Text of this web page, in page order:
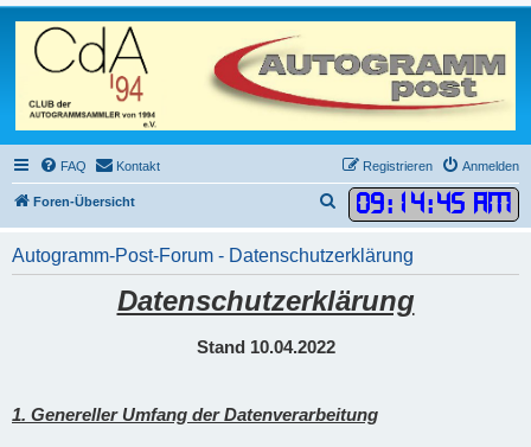
FAQ Kontakt Anmelden
Registrieren
Foren-Übersicht 09: 14:46 AM
u
c
e
Autogramm-Post-Forum - Datenschutzerklärung
Datenschutzerklärung
Stand 10.04.2022
1. Genereller Umfang der Datenverarbeitung